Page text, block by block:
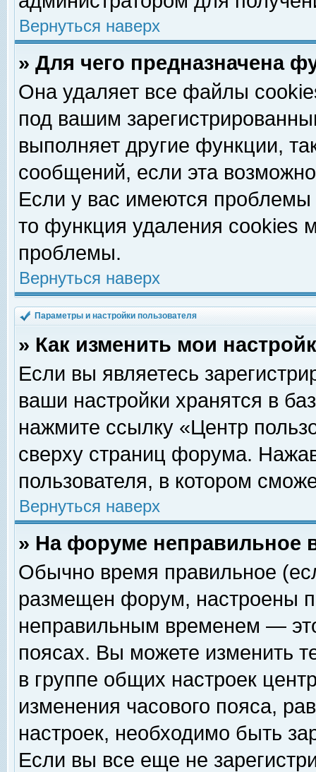
Вернуться наверх
» Для чего предназначена
Она удаляет все файлы
под вашим
выполняет другие функции,
сообщений, если эта
Если у вас имеются
то функция удаления cookies
проблемы.
Вернуться наверх
Параметры и настройки пользователя
» Как изменить мои
Если вы являетесь
ваши настройки хранятся в
нажмите ссылку «Центр
сверху страниц форума.
пользователя, в котором
Вернуться наверх
» На форуме неправильное
Обычно время правильное
размещен форум, настроены
неправильным временем —
поясах. Вы можете изменить
в группе общих настроек
изменения часового пояса,
настроек, необходимо быть
Если вы все еще не